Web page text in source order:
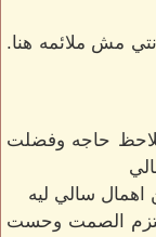
مش ملائمه هنا.
حاجه وفضلت
اهمال سالي ليه
الصمت وحست